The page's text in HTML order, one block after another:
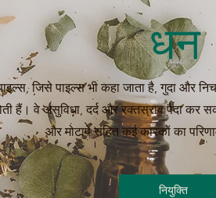
धन
जिसे पाइल्स भी कहा जाता है, गुदा और
हैं। वे असुविधा, दर्द और रक्तस्राव पैदा कर
और मोटापे सहित कई कारकों का
नियुक्ति